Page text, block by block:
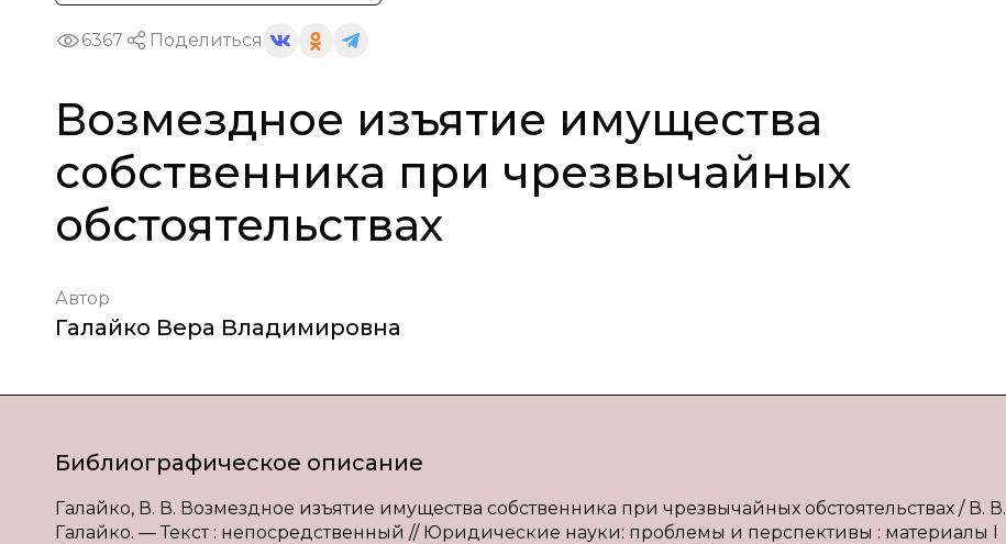
6367 Поделиться
Возмездное изъятие имущества
собственника при чрезвычайных
обстоятельствах
Автор
Галайко Вера Владимировна
Библиографическое описание
Галайко, В. В. Возмездное изъятие имущества собственника при чрезвычайных обстоятельствах / В. В.
Галайко. — Текст : непосредственный // Юридические науки: проблемы и перспективы : материалы I